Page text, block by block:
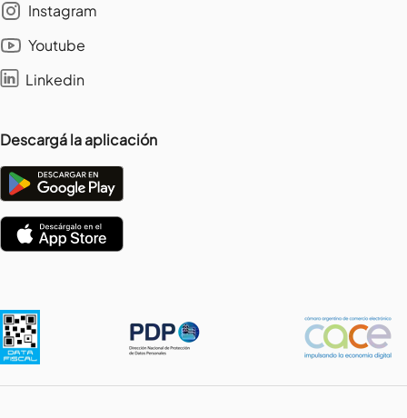
Instagram
Youtube
Linkedin
Descargá la aplicación